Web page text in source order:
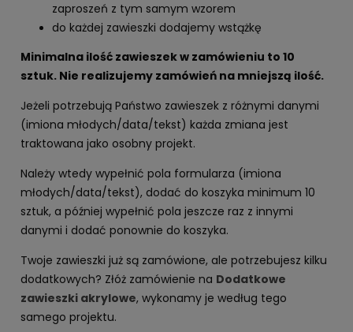
zaproszeń z tym samym wzorem
do każdej zawieszki dodajemy wstążkę
Minimalna ilość zawieszek w zamówieniu to 10
sztuk. Nie realizujemy zamówień na mniejszą ilość.
Jeżeli potrzebują Państwo zawieszek z różnymi danymi
(imiona młodych/data/tekst) każda zmiana jest
traktowana jako osobny projekt.
Należy wtedy wypełnić pola formularza (imiona
młodych/data/tekst), dodać do koszyka minimum 10
sztuk, a później wypełnić pola jeszcze raz z innymi
danymi i dodać ponownie do koszyka.
Twoje zawieszki już są zamówione, ale potrzebujesz kilku
dodatkowych? Złóż zamówienie na Dodatkowe
zawieszki akrylowe, wykonamy je według tego
samego projektu.